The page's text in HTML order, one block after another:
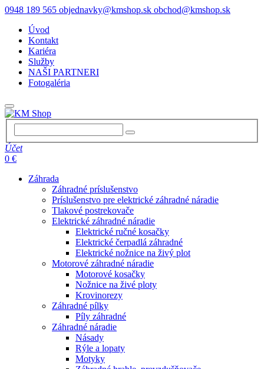
0948 189 565 objednavky@kmshop.sk obchod@kmshop.sk
Úvod
Kontakt
Kariéra
Služby
NAŠI PARTNERI
Fotogaléria
Účet
0 €
Záhrada
Záhradné príslušenstvo
Príslušenstvo pre elektrické záhradné náradie
Tlakové postrekovače
Elektrické záhradné náradie
Elektrické ručné kosačky
Elektrické čerpadlá záhradné
Elektrické nožnice na živý plot
Motorové záhradné náradie
Motorové kosačky
Nožnice na živé ploty
Krovinorezy
Záhradné pílky
Píly záhradné
Záhradné náradie
Násady
Rýle a lopaty
Motyky